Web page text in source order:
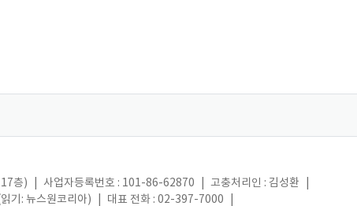
층) 사업자등록번호 : 101-86-62870 고충처리인 : 김성환
기: 뉴스원코리아) 대표 전화 : 02-397-7000